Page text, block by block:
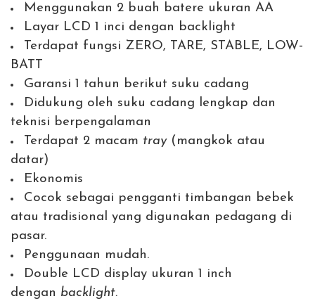
Menggunakan 2 buah batere ukuran AA
Layar LCD 1 inci dengan backlight
Terdapat fungsi ZERO, TARE, STABLE, LOW-
BATT
Garansi 1 tahun berikut suku cadang
Didukung oleh suku cadang lengkap dan
teknisi berpengalaman
Terdapat 2 macam tray (mangkok atau
datar)
Ekonomis
Cocok sebagai pengganti timbangan bebek
atau tradisional yang digunakan pedagang di
pasar.
Penggunaan mudah.
Double LCD display ukuran 1 inch
dengan backlight.